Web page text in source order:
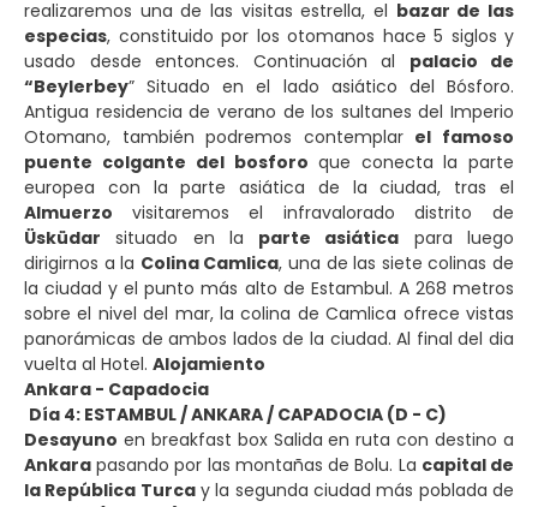
realizaremos una de las visitas estrella, el bazar de las
especias, constituido por los otomanos hace 5 siglos y
usado desde entonces. Continuación al palacio de
“Beylerbey” Situado en el lado asiático del Bósforo.
Antigua residencia de verano de los sultanes del Imperio
Otomano, también podremos contemplar el famoso
puente colgante del bosforo que conecta la parte
europea con la parte asiática de la ciudad, tras el
Almuerzo visitaremos el infravalorado distrito de
Üsküdar situado en la parte asiática para luego
dirigirnos a la Colina Camlica, una de las siete colinas de
la ciudad y el punto más alto de Estambul. A 268 metros
sobre el nivel del mar, la colina de Camlica ofrece vistas
panorámicas de ambos lados de la ciudad. Al final del dia
vuelta al Hotel. Alojamiento
Ankara - Capadocia
Día 4: ESTAMBUL / ANKARA / CAPADOCIA (D - C)
Desayuno en breakfast box Salida en ruta con destino a
Ankara pasando por las montañas de Bolu. La capital de
la República Turcay la segunda ciudad más poblada de